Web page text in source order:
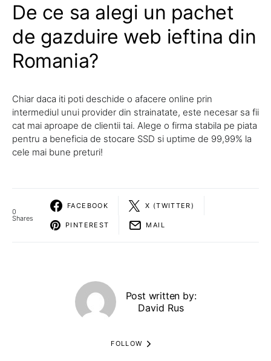
De ce sa alegi un pachet
de gazduire web ieftina din
Romania?
Chiar daca iti poti deschide o afacere online prin
intermediul unui provider din strainatate, este necesar sa fii
cat mai aproape de clientii tai. Alege o firma stabila pe piata
pentru a beneficia de stocare SSD si uptime de 99,99% la
cele mai bune preturi!
0
Shares
FACEBOOK X (TWITTER)
PINTEREST MAIL
Post written by:
David Rus
FOLLOW